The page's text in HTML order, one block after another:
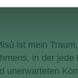
ist mein
in der
unerwarteten